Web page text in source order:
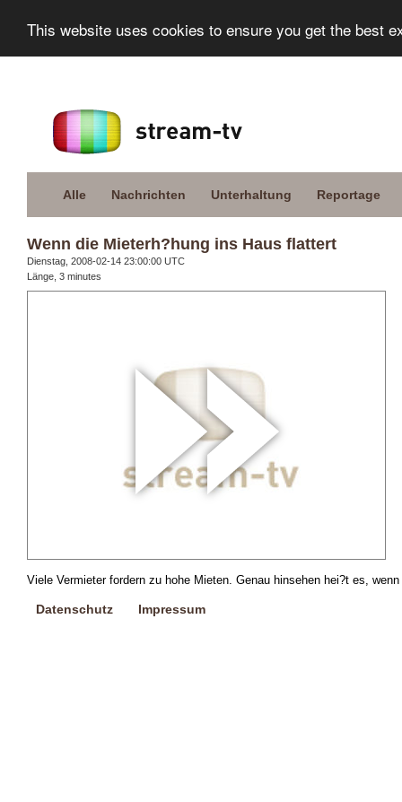
This website uses cookies to ensure you get the best
Alle Nachrichten Unterhaltung Reportage
Wenn die Mieterh?hung ins Haus flattert
Dienstag, 2008-02-14 23:00:00 UTC
Länge, 3 minutes
Viele Vermieter fordern zu hohe Mieten. Genau hinsehen hei?t es,
Datenschutz Impressum